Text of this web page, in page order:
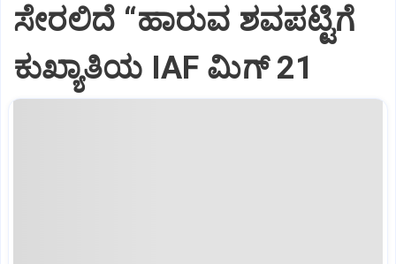
ಸೇರಲಿದೆ “ಹಾರುವ ಶವಪಟ್ಟಿಗೆ
ಕುಖ್ಯಾತಿಯ IAF ಮಿಗ್‌ 21